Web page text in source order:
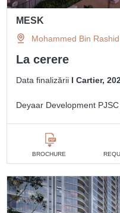
MESK
Mohammed Bin
La cerere
Data finalizării I Cartier,
Deyaar Development
BROCHURE